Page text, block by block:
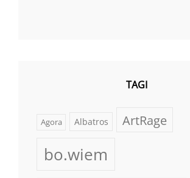
TAGI
Agora Albatros ArtRage
bo.wiem